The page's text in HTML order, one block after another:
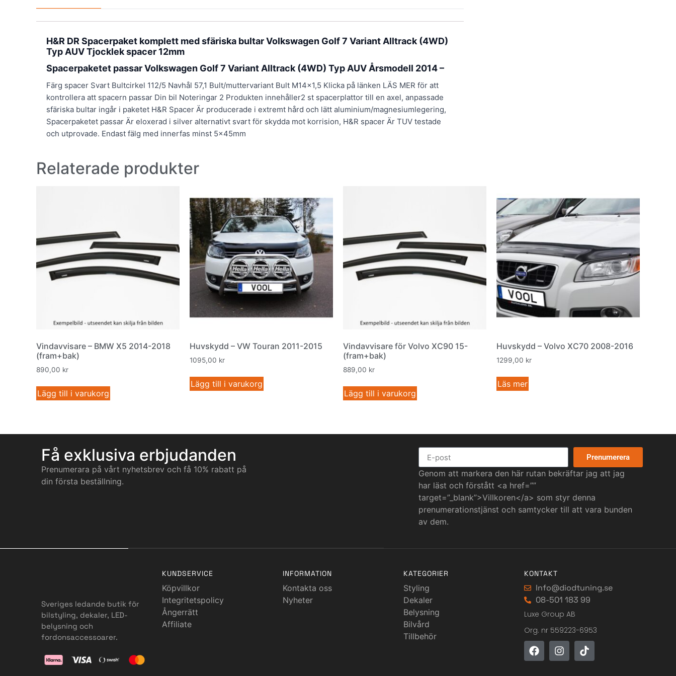
H&R DR Spacerpaket komplett med sfäriska bultar Volkswagen Golf 7 Variant Alltrack (4WD)
Typ AUV Tjocklek spacer 12mm
Spacerpaketet passar Volkswagen Golf 7 Variant Alltrack (4WD) Typ AUV Årsmodell 2014 –
Färg spacer Svart Bultcirkel 112/5 Navhål 57,1 Bult/muttervariant Bult M14x1,5 Klicka på länken LÄS MER för att
kontrollera att spacern passar Din bil Noteringar 2 Produkten innehåller2 st spacerplattor till en axel, anpassade
sfäriska bultar ingår i paketet H&R Spacer Är producerade i extremt hård och lätt aluminium/magnesiumlegering,
Spacerpaketet passar Är eloxerad i silver alternativt svart för skydda mot korrision, H&R spacer Är TUV testade
och utprovade. Endast fälg med innerfas minst 5x45mm
Relaterade produkter
Vindavvisare – BMW X5 2014-2018
(fram+bak)
890,00 kr
Lägg till i varukorg
Huvskydd – VW Touran 2011-2015
1095,00 kr
Lägg till i varukorg
Vindavvisare för Volvo XC90 15-
(fram+bak)
889,00 kr
Lägg till i varukorg
Huvskydd – Volvo XC70 2008-2016
1299,00 kr
Läs mer
Få exklusiva erbjudanden
Prenumerara på vårt nyhetsbrev och få 10% rabatt på
din första beställning.
Prenumerera
Genom att markera den här rutan bekräftar jag att jag
har läst och förstått <a href=””
target=”_blank”>Villkoren</a> som styr denna
prenumerationstjänst och samtycker till att vara bunden
av dem.
Sveriges ledande butik för
bilstyling, dekaler, LED-
belysning och
fordonsaccessoarer.
KUNDSERVICE
Köpvillkor
Integritetspolicy
Ångerrätt
Affiliate
INFORMATION
Kontakta oss
Nyheter
KATEGORIER
Styling
Dekaler
Belysning
Bilvård
Tillbehör
KONTAKT
Info@diodtuning.se
08-501 183 99
Luxe Group AB
Org. nr 559223-6953